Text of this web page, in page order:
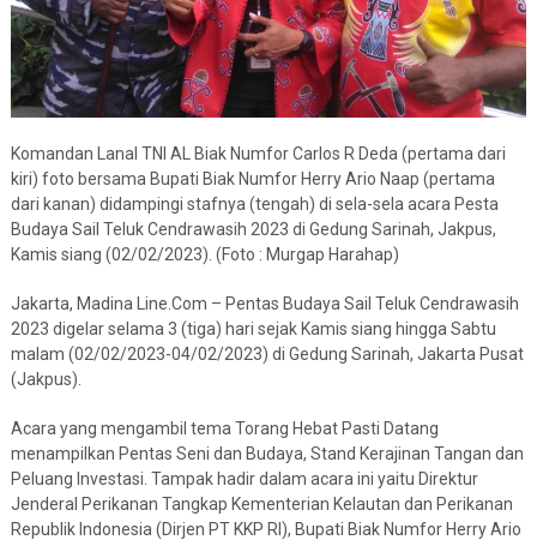
Komandan Lanal TNI AL Biak Numfor Carlos R Deda (pertama dari
kiri) foto bersama Bupati Biak Numfor Herry Ario Naap (pertama
dari kanan) didampingi stafnya (tengah) di sela-sela acara Pesta
Budaya Sail Teluk Cendrawasih 2023 di Gedung Sarinah, Jakpus,
Kamis siang (02/02/2023). (Foto : Murgap Harahap)
Jakarta, Madina Line.Com – Pentas Budaya Sail Teluk Cendrawasih
2023 digelar selama 3 (tiga) hari sejak Kamis siang hingga Sabtu
malam (02/02/2023-04/02/2023) di Gedung Sarinah, Jakarta Pusat
(Jakpus).
Acara yang mengambil tema Torang Hebat Pasti Datang
menampilkan Pentas Seni dan Budaya, Stand Kerajinan Tangan dan
Peluang Investasi. Tampak hadir dalam acara ini yaitu Direktur
Jenderal Perikanan Tangkap Kementerian Kelautan dan Perikanan
Republik Indonesia (Dirjen PT KKP RI), Bupati Biak Numfor Herry Ario